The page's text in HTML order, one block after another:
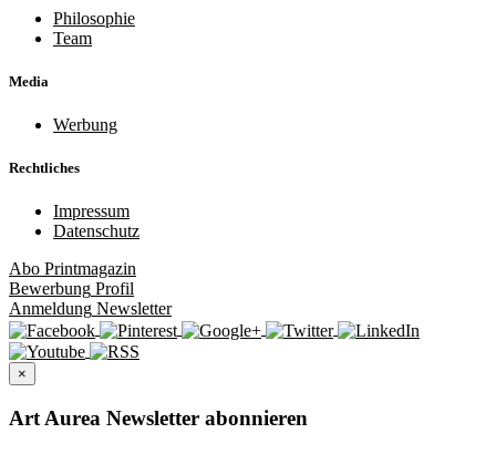
Philosophie
Team
Media
Werbung
Rechtliches
Impressum
Datenschutz
Abo Printmagazin
Bewerbung Profil
Anmeldung Newsletter
×
Art Aurea Newsletter abonnieren